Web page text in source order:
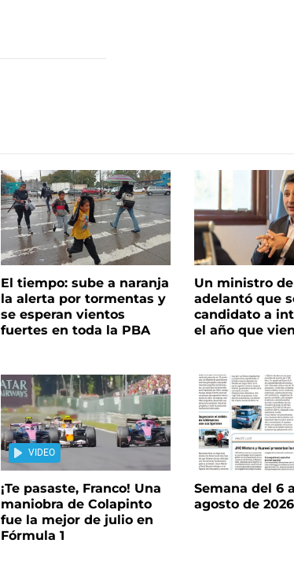
El tiempo: sube a naranja
la alerta por tormentas y
se esperan vientos
fuertes en toda la PBA
Un ministro
adelantó que
candidato a
el año que
VIDEO
¡Te pasaste, Franco! Una
maniobra de Colapinto
fue la mejor de julio en
Fórmula 1
Semana del 6
agosto de 2026